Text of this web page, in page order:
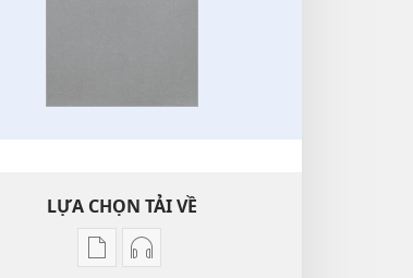
LỰA CHỌN TẢI VỀ
Tùy
Tùy